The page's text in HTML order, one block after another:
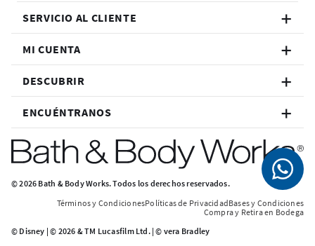
SERVICIO AL CLIENTE
MI CUENTA
DESCUBRIR
ENCUÉNTRANOS
© 2026 Bath & Body Works. Todos los derechos reservados.
Términos y CondicionesPolíticas de PrivacidadBases y Condiciones
Compra y Retira en Bodega
© Disney | © 2026 & TM Lucasfilm Ltd. | © vera Bradley